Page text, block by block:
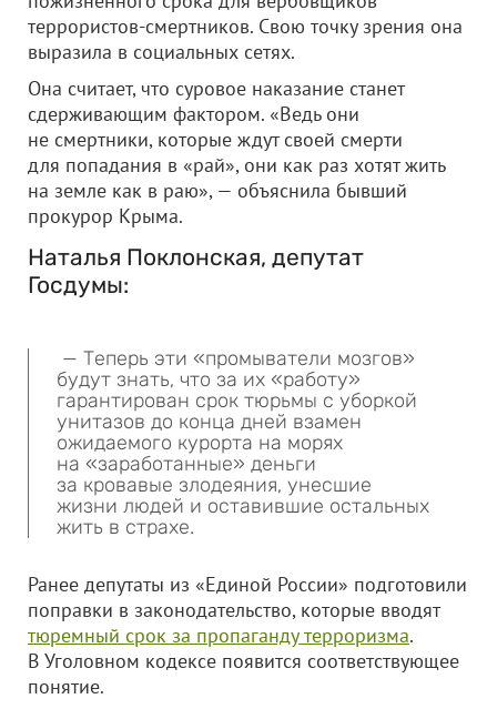
террористов-смертников. Свою точку зрения она
выразила в социальных сетях.
Она считает, что суровое наказание станет
сдерживающим фактором. «Ведь они
не смертники, которые ждут своей смерти
для попадания в «рай», они как раз хотят жить
на земле как в раю», — объяснила бывший
прокурор Крыма.
Наталья Поклонская, депутат
Госдумы:
— Теперь эти «промыватели мозгов»
будут знать, что за их «работу»
гарантирован срок тюрьмы с уборкой
унитазов до конца дней взамен
ожидаемого курорта на морях
на «заработанные» деньги
за кровавые злодеяния, унесшие
жизни людей и оставившие остальных
жить в страхе.
Ранее депутаты из «Единой России» подготовили
поправки в законодательство, которые вводят
тюремный срок за пропаганду терроризма.
В Уголовном кодексе появится соответствующее
понятие.